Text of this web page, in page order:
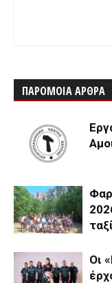
ΠΑΡΟΜΟΙΑ ΑΡΘΡΑ
Οι